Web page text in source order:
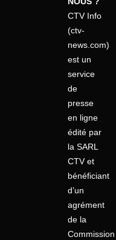
CTV Info
(ctv-
news.com)
est un
service
de
presse
en ligne
édité par
la SARL
CTV et
bénéficiant
d’un
agrément
de la
Commission